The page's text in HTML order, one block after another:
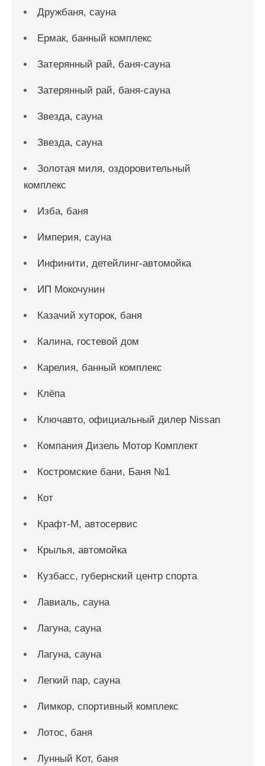
Дружбаня, сауна
Ермак, банный комплекс
Затерянный рай, баня-сауна
Затерянный рай, баня-сауна
Звезда, сауна
Звезда, сауна
Золотая миля, оздоровительный
комплекс
Изба, баня
Империя, сауна
Инфинити, детейлинг-автомойка
ИП Мокочунин
Казачий хуторок, баня
Калина, гостевой дом
Карелия, банный комплекс
Клёпа
Ключавто, официальный дилер Nissan
Компания Дизель Мотор Комплект
Костромские бани, Баня №1
Кот
Крафт-М, автосервис
Крылья, автомойка
Кузбасс, губернский центр спорта
Лавиаль, сауна
Лагуна, сауна
Лагуна, сауна
Легкий пар, сауна
Лимкор, спортивный комплекс
Лотос, баня
Лунный Кот, баня